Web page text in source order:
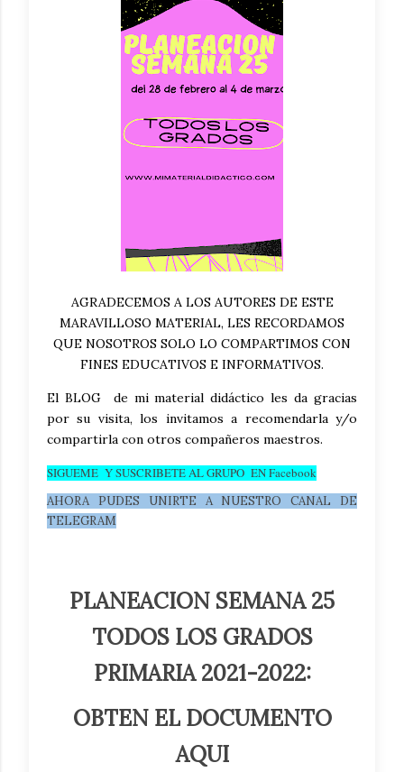
AGRADECEMOS A LOS AUTORES DE ESTE
MARAVILLOSO MATERIAL, LES RECORDAMOS
QUE NOSOTROS SOLO LO COMPARTIMOS CON
FINES EDUCATIVOS E INFORMATIVOS.
El BLOG de mi material didáctico les da gracias
por su visita, los invitamos a recomendarla y/o
compartirla con otros compañeros maestros.
SIGUEME Y SUSCRIBETE AL GRUPO EN Facebook
AHORA PUDES UNIRTE A NUESTRO CANAL DE
TELEGRAM
PLANEACION SEMANA 25
TODOS LOS GRADOS
PRIMARIA 2021-2022:
OBTEN EL DOCUMENTO
AQUI